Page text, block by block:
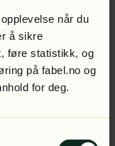
når du
å sikre
føre statistikk, og
på fabel.no og
for deg.